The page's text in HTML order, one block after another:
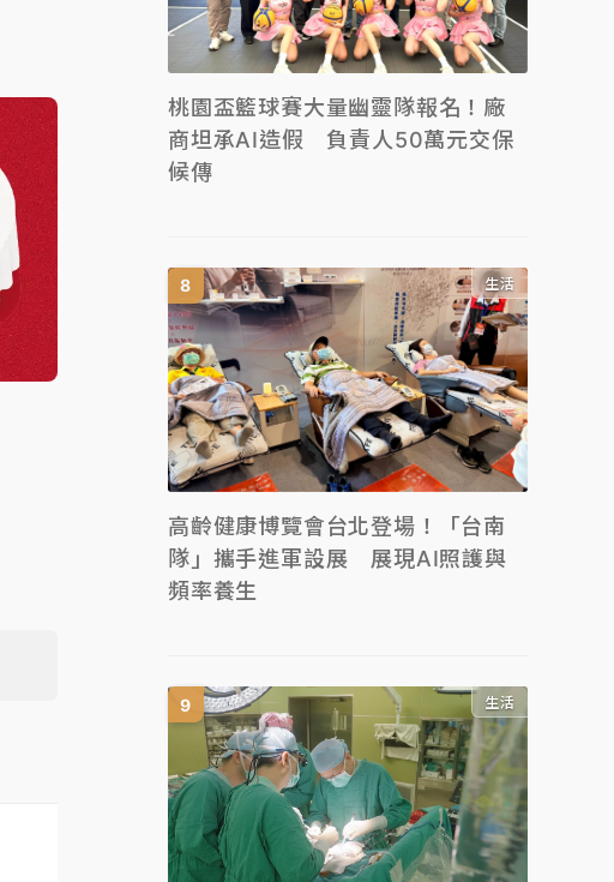
桃園盃籃球賽大量幽靈隊報名！廠
商坦承AI造假 負責人50萬元交保
候傳
生活
高齡健康博覽會台北登場！「台南
隊」攜手進軍設展 展現AI照護與
頻率養生
生活